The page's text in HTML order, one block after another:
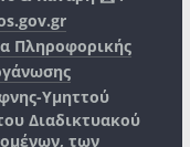
Πληροφορικής
Υμηττού
Διαδικτυακού
των